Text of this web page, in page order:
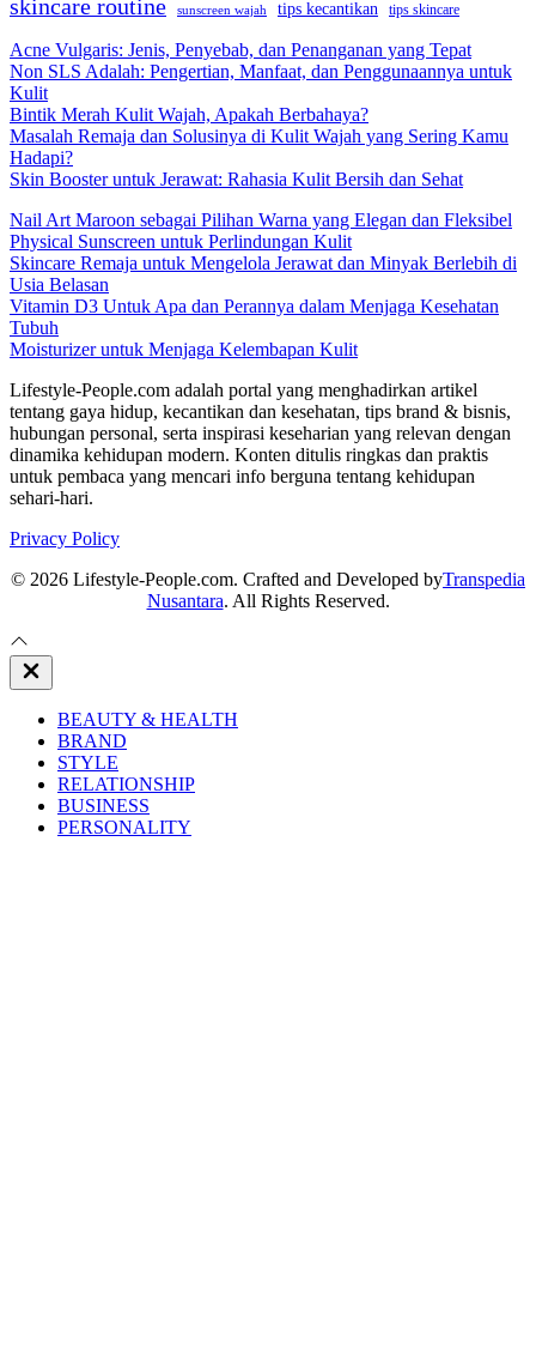
skincare routine sunscreen wajah tips kecantikan tips skincare
Acne Vulgaris: Jenis, Penyebab, dan Penanganan yang Tepat
Non SLS Adalah: Pengertian, Manfaat, dan Penggunaannya untuk
Kulit
Bintik Merah Kulit Wajah, Apakah Berbahaya?
Masalah Remaja dan Solusinya di Kulit Wajah yang Sering Kamu
Hadapi?
Skin Booster untuk Jerawat: Rahasia Kulit Bersih dan Sehat
Nail Art Maroon sebagai Pilihan Warna yang Elegan dan Fleksibel
Physical Sunscreen untuk Perlindungan Kulit
Skincare Remaja untuk Mengelola Jerawat dan Minyak Berlebih di
Usia Belasan
Vitamin D3 Untuk Apa dan Perannya dalam Menjaga Kesehatan
Tubuh
Moisturizer untuk Menjaga Kelembapan Kulit
Lifestyle-People.com adalah portal yang menghadirkan artikel
tentang gaya hidup, kecantikan dan kesehatan, tips brand & bisnis,
hubungan personal, serta inspirasi keseharian yang relevan dengan
dinamika kehidupan modern. Konten ditulis ringkas dan praktis
untuk pembaca yang mencari info berguna tentang kehidupan
sehari-hari.
Privacy Policy
© 2026 Lifestyle-People.com. Crafted and Developed byTranspedia
Nusantara. All Rights Reserved.
Close
Off
BEAUTY & HEALTH
BRAND
STYLE
RELATIONSHIP
BUSINESS
PERSONALITY